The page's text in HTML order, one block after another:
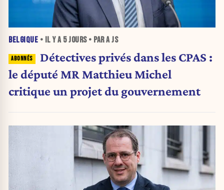
BELGIQUE • IL Y A 5 JOURS• PAR A JS
Détectives privés dans les CPAS :
le député MR Matthieu Michel
critique un projet du gouvernement